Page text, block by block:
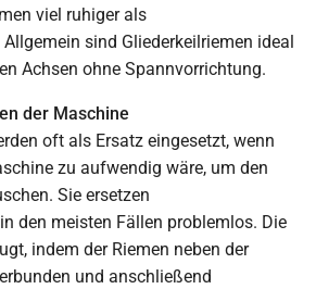
viel ruhiger als
sind Gliederkeilriemen ideal
Achsen ohne Spannvorrichtung.
der Maschine
oft als Ersatz eingesetzt, wenn
zu aufwendig wäre, um den
Sie ersetzen
den meisten Fällen problemlos. Die
indem der Riemen neben der
und anschließend